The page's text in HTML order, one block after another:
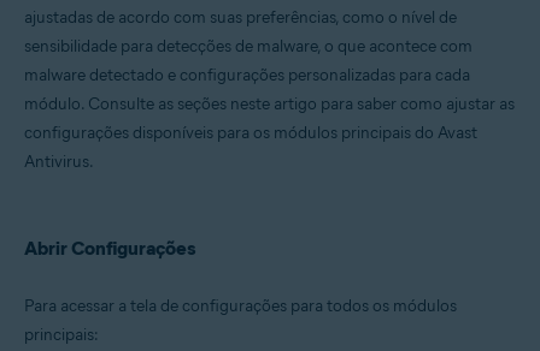
ajustadas de acordo com suas preferências, como o nível de
sensibilidade para detecções de malware, o que acontece com
malware detectado e configurações personalizadas para cada
módulo. Consulte as seções neste artigo para saber como ajustar as
configurações disponíveis para os módulos principais do Avast
Antivirus.
Abrir Configurações
Para acessar a tela de configurações para todos os módulos
principais: